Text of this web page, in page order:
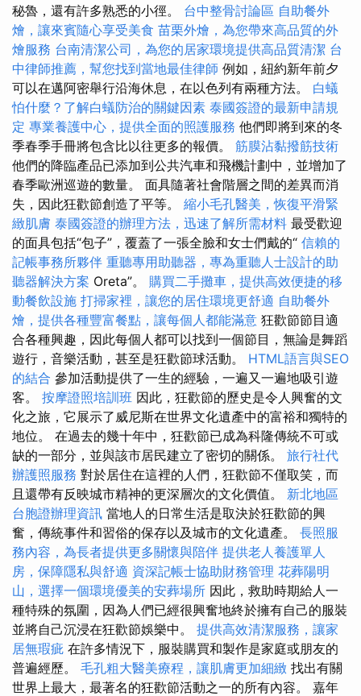
秘魯，還有許多熟悉的小徑。 台中整骨討論區 自助餐外
燴，讓來賓隨心享受美食 苗栗外燴，為您帶來高品質的外
燴服務 台南清潔公司，為您的居家環境提供高品質清潔 台
中律師推薦，幫您找到當地最佳律師 例如，紐約新年前夕
可以在邁阿密舉行沿海休息，在以色列有兩種方法。 白蟻
怕什麼？了解白蟻防治的關鍵因素 泰國簽證的最新申請規
定 專業養護中心，提供全面的照護服務 他們即將到來的冬
季春季手冊將包含比以往更多的報價。 筋膜沾黏撥筋技術
他們的降臨產品已添加到公共汽車和飛機計劃中，並增加了
春季歐洲巡遊的數量。 面具隨著社會階層之間的差異而消
失，因此狂歡節創造了平等。 縮小毛孔醫美，恢復平滑緊
緻肌膚 泰國簽證的辦理方法，迅速了解所需材料 最受歡迎
的面具包括“包子”，覆蓋了一張全臉和女士們戴的“ 信賴的
記帳事務所夥伴 重聽專用助聽器，專為重聽人士設計的助
聽器解決方案 Oreta”。 購買二手攤車，提供高效便捷的移
動餐飲設施 打掃家裡，讓您的居住環境更舒適 自助餐外
燴，提供各種豐富餐點，讓每個人都能滿意 狂歡節節目適
合各種興趣，因此每個人都可以找到一個節目，無論是舞蹈
遊行，音樂活動，甚至是狂歡節球活動。 HTML語言與SEO
的結合 參加活動提供了一生的經驗，一遍又一遍地吸引遊
客。 按摩證照培訓班 因此，狂歡節的歷史是令人興奮的文
化之旅，它展示了威尼斯在世界文化遺產中的富裕和獨特的
地位。 在過去的幾十年中，狂歡節已成為科隆傳統不可或
缺的一部分，並與該市居民建立了密切的關係。 旅行社代
辦護照服務 對於居住在這裡的人們，狂歡節不僅取笑，而
且還帶有反映城市精神的更深層次的文化價值。 新北地區
台胞證辦理資訊 當地人的日常生活是取決於狂歡節的興
奮，傳統事件和習俗的保存以及城市的文化遺產。 長照服
務內容，為長者提供更多關懷與陪伴 提供老人養護單人
房，保障隱私與舒適 資深記帳士協助財務管理 花葬陽明
山，選擇一個環境優美的安葬場所 因此，救助時期給人一
種特殊的氛圍，因為人們已經很興奮地終於擁有自己的服裝
並將自己沉浸在狂歡節娛樂中。 提供高效清潔服務，讓家
居無瑕疵 在許多情況下，服裝購買和製作是家庭或朋友的
普遍經歷。 毛孔粗大醫美療程，讓肌膚更加細緻 找出有關
世界上最大，最著名的狂歡節活動之一的所有內容。 嘉年